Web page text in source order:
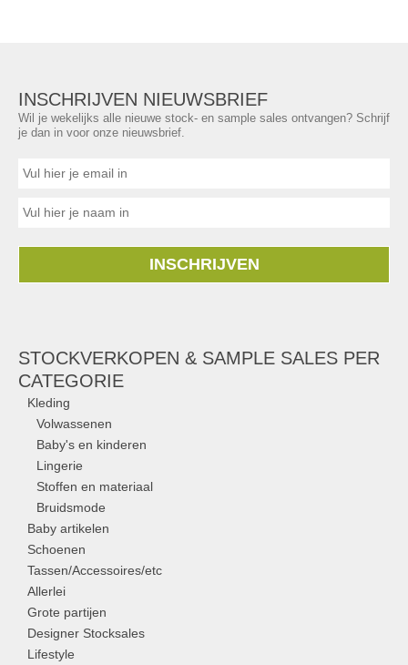
INSCHRIJVEN NIEUWSBRIEF
Wil je wekelijks alle nieuwe stock- en sample sales ontvangen? Schrijf
je dan in voor onze nieuwsbrief.
INSCHRIJVEN
STOCKVERKOPEN & SAMPLE SALES PER
CATEGORIE
Kleding
Volwassenen
Baby's en kinderen
Lingerie
Stoffen en materiaal
Bruidsmode
Baby artikelen
Schoenen
Tassen/Accessoires/etc
Allerlei
Grote partijen
Designer Stocksales
Lifestyle